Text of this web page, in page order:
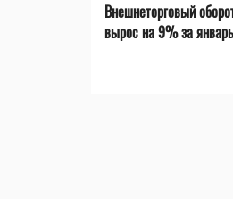
Внешнеторговый
вырос на 9% за